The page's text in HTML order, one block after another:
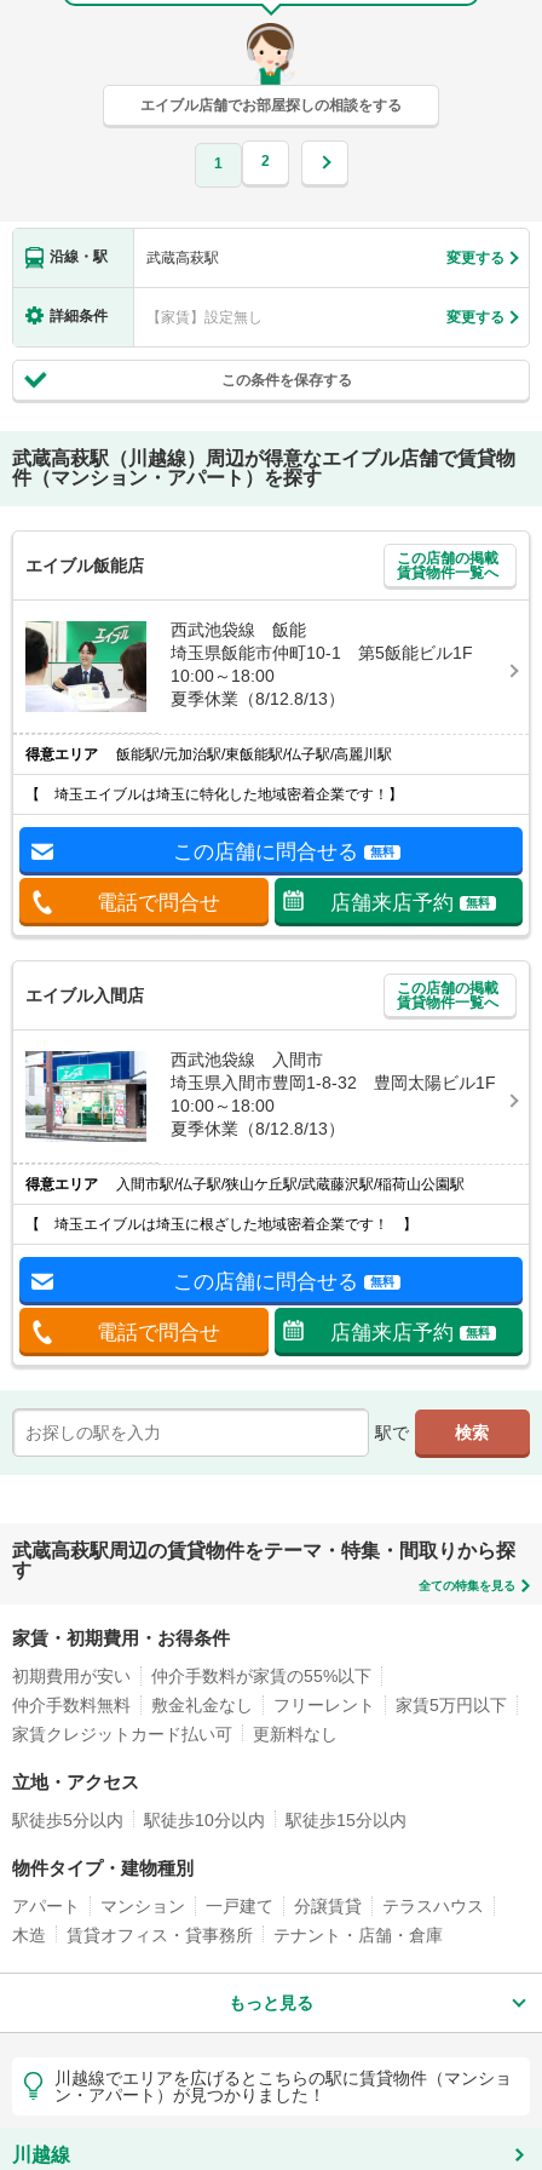
エイブル店舗でお部屋探しの相談をする
1 2
沿線・駅 武蔵高萩駅 変更する
詳細条件 【家賃】設定無し 変更する
この条件を保存する
武蔵高萩駅（川越線）
周辺が得意なエイブル店舗で賃貸物
件（マンション・アパート）を探す
エイブル飯能店
この店舗の掲載
賃貸物件一覧へ
西武池袋線 飯能
埼玉県飯能市仲町10-1 第5飯能ビル1F
10:00～18:00
夏季休業（8/12.8/13）
得意エリア 飯能駅/元加治駅/東飯能駅/仏子駅/高麗川駅
【 埼玉エイブルは埼玉に特化した地域密着企業です！】
この店舗に問合せる 無料
電話で問合せ 店舗来店予約 無料
エイブル入間店
この店舗の掲載
賃貸物件一覧へ
西武池袋線 入間市
埼玉県入間市豊岡1-8-32 豊岡太陽ビル1F
10:00～18:00
夏季休業（8/12.8/13）
得意エリア 入間市駅/仏子駅/狭山ケ丘駅/武蔵藤沢駅/稲荷山公園駅
【 埼玉エイブルは埼玉に根ざした地域密着企業です！ 】
この店舗に問合せる 無料
電話で問合せ 店舗来店予約 無料
駅で
武蔵高萩駅周辺の賃貸物件をテーマ・特集・間取りから探
す
全ての特集を見る
家賃・初期費用・お得条件
初期費用が安い
仲介手数料が家賃の55%以下
仲介手数料無料
敷金礼金なし フリーレント
家賃5万円以下
家賃クレジットカード払い可
更新料なし
立地・アクセス
駅徒歩5分以内 駅徒歩10分以内 駅徒歩15分以内
物件タイプ・建物種別
アパート マンション 一戸建て 分譲賃貸
テラスハウス
木造
賃貸オフィス・貸事務所 テナント・店舗・倉庫
もっと見る
川越線でエリアを広げるとこちらの駅に賃貸物件（マンショ
ン・アパート）が見つかりました！
川越線